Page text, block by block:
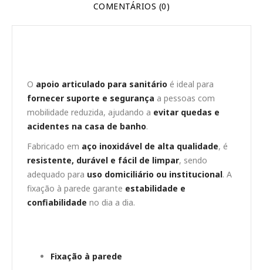
COMENTÁRIOS (0)
O apoio articulado para sanitário é ideal para
fornecer suporte e segurança a pessoas com
mobilidade reduzida, ajudando a evitar quedas e
acidentes na casa de banho.
Fabricado em aço inoxidável de alta qualidade, é
resistente, durável e fácil de limpar, sendo
adequado para uso domiciliário ou institucional. A
fixação à parede garante estabilidade e
confiabilidade no dia a dia.
Fixação à parede